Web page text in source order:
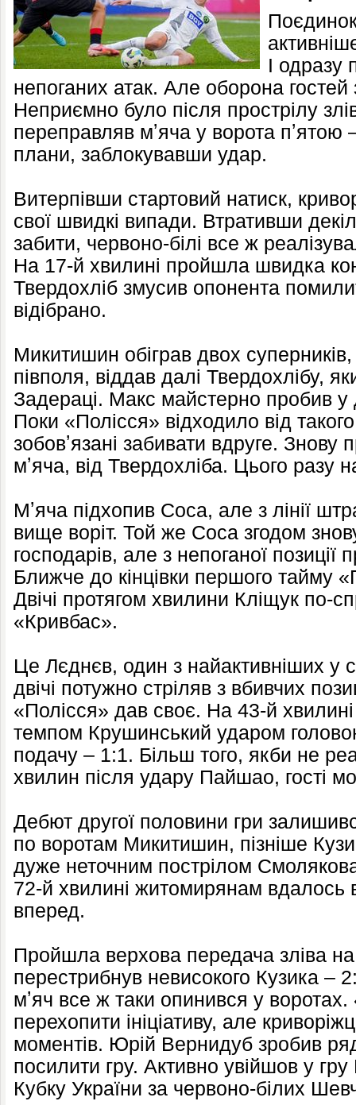
І одразу
непоганих атак. Але оборона гостей
Неприємно було після прострілу
переправляв мʼяча у ворота пʼятою
плани, заблокувавши удар.
Витерпівши стартовий натиск,
свої швидкі випади. Втративши
забити, червоно-білі все ж
На 17-й хвилині пройшла швидка
Твердохліб змусив опонента
відібрано.
Микитишин обіграв двох
півполя, віддав далі Твердохлібу,
Задераці. Макс майстерно пробив у
Поки «Полісся» відходило від
зобовʼязані забивати вдруге. Знову
мʼяча, від Твердохліба. Цього разу
Мʼяча підхопив Соса, але з лінії
вище воріт. Той же Соса згодом
господарів, але з непоганої позиції
Ближче до кінцівки першого тайму
Двічі протягом хвилини Кліщук по-
«Кривбас».
Це Лєднєв, один з найактивніших у
двічі потужно стріляв з вбивчих
«Полісся» дав своє. На 43-й
темпом Крушинський ударом
подачу – 1:1. Більш того, якби не
хвилин після удару Пайшао, гості
Дебют другої половини гри
по воротам Микитишин, пізніше
дуже неточним пострілом
72-й хвилині житомирянам вдалось
вперед.
Пройшла верхова передача зліва
перестрибнув невисокого Кузика –
мʼяч все ж таки опинився у
перехопити ініціативу, але
моментів. Юрій Вернидуб зробив
посилити гру. Активно увійшов у
Кубку України за червоно-білих